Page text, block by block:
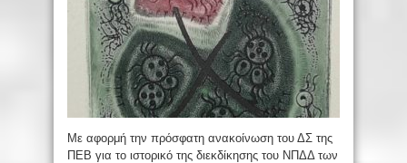
Με αφορμή την πρόσφατη ανακοίνωση του ΔΣ της
ΠΕΒ για το ιστορικό της διεκδίκησης του ΝΠΔΔ των